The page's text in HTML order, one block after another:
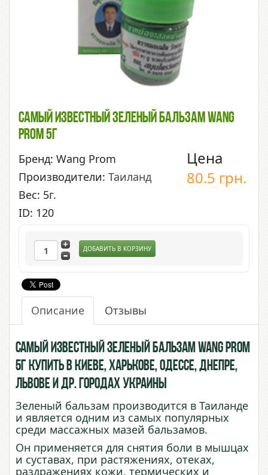
Самый Известный Зеленый Бальзам Wang
Prom 5г
Бренд: Wang Prom
Производители: Таиланд
Вес: 5г.
ID: 120
Цена
80.5 грн.
ДОБАВИТЬ В КОРЗИНУ
Описание Отзывы
Самый известный Зеленый бальзам Wang Prom
5г купить в Киеве, Харькове, Одессе, Днепре,
Львове и др. городах Украины
Зеленый бальзам производится в Таиланде
и является одним из самых популярных
среди массажных мазей бальзамов.
Он применяется для снятия боли в мышцах
и суставах, при растяжениях, отеках,
раздражениях кожи, термических и